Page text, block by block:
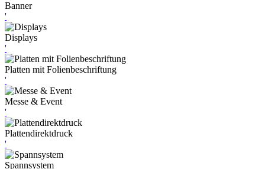
Banner
'
Displays
'
Platten mit Folienbeschriftung
'
Messe & Event
'
Plattendirektdruck
'
Spannsystem